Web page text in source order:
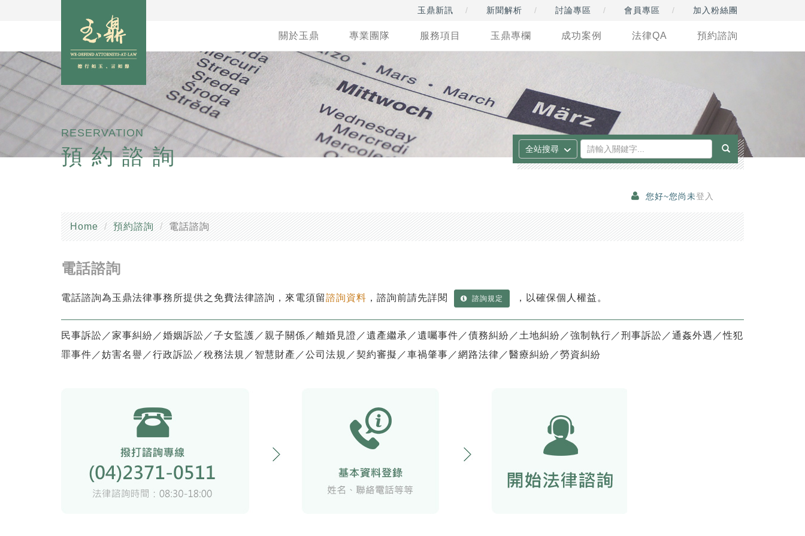
玉鼎新訊 新聞解析 討論專區 會員專區 加入粉絲團
關於玉鼎 專業團隊 服務項目 玉鼎專欄 成功案例 法律QA 預約諮詢
RESERVATION
預約諮詢
您好~您尚未登入
Home 預約諮詢 電話諮詢
電話諮詢
電話諮詢為玉鼎法律事務所提供之免費法律諮詢，來電須留諮詢資料 ，諮詢前請先詳閱 諮詢規定 ，以確保個人權益。
民事訴訟／家事糾紛／婚姻訴訟／子女監護／親子關係／離婚見證／遺產繼承／遺囑事件／債務糾紛／土地糾紛／強制執行／刑事訴訟／通姦外遇／性犯
罪事件／妨害名譽／行政訴訟／稅務法規／智慧財產／公司法規／契約審擬／車禍肇事／網路法律／醫療糾紛／勞資糾紛